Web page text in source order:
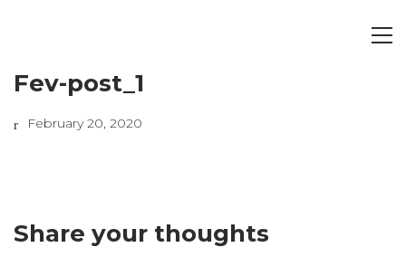
Fev-post_1
February 20, 2020
Share your thoughts